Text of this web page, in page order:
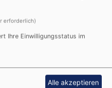
im Dezember 2024
der Versöhnungskirche
werden.
die Versöhnungskirche,
aus dem 13.Jh.,
Wären die
erforderlich)
Ihre Einwilligungsstatus im
Alle akzeptieren